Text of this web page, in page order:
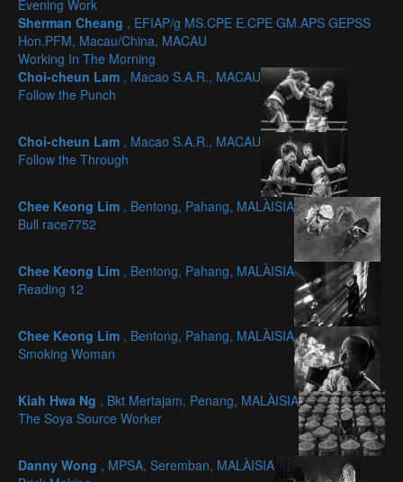
Evening Work
Sherman Cheang , EFIAP/g MS.CPE E.CPE GM.APS GEPSS
Hon.PFM, Macau/China, MACAU
Working In The Morning
Choi-cheun Lam , Macao S.A.R., MACAU
Follow the Punch
Choi-cheun Lam , Macao S.A.R., MACAU
Follow the Through
Chee Keong Lim , Bentong, Pahang, MALÀISIA
Bull race7752
Chee Keong Lim , Bentong, Pahang, MALÀISIA
Reading 12
Chee Keong Lim , Bentong, Pahang, MALÀISIA
Smoking Woman
Kiah Hwa Ng , Bkt Mertajam, Penang, MALÀISIA
The Soya Source Worker
Danny Wong , MPSA, Seremban, MALÀISIA